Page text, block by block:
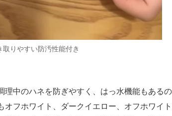
取りやすい防汚性能付き
中のハネを防ぎやすく、はっ水機能もある
オフホワイト、ダークイエロー、オフホワイ